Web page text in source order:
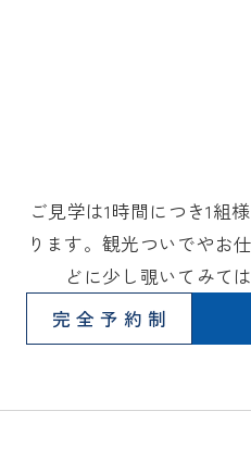
ご見学は1時間につき1組
ります。観光ついでやお
どに少し覗いてみて
完全予約制